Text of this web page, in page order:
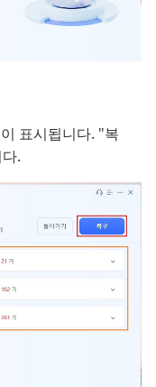
표시됩니다. "복
.